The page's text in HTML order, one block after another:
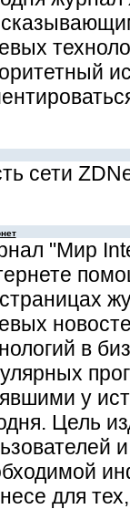
сети
"Мир
в
у
Цель
для